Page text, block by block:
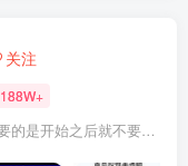
关注
188W+
无论你在什么时候开始，重要的是开始之后就不要停止